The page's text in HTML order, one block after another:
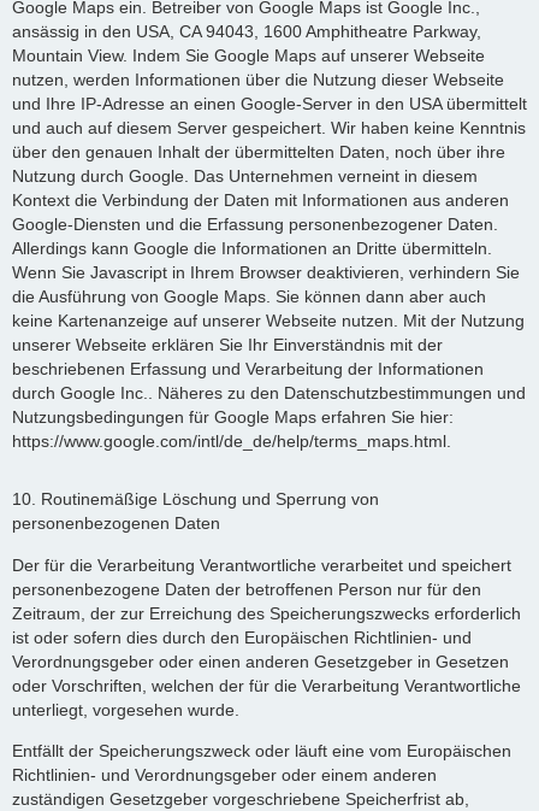
Google Maps ein. Betreiber von Google Maps ist Google Inc.,
ansässig in den USA, CA 94043, 1600 Amphitheatre Parkway,
Mountain View. Indem Sie Google Maps auf unserer Webseite
nutzen, werden Informationen über die Nutzung dieser Webseite
und Ihre IP-Adresse an einen Google-Server in den USA übermittelt
und auch auf diesem Server gespeichert. Wir haben keine Kenntnis
über den genauen Inhalt der übermittelten Daten, noch über ihre
Nutzung durch Google. Das Unternehmen verneint in diesem
Kontext die Verbindung der Daten mit Informationen aus anderen
Google-Diensten und die Erfassung personenbezogener Daten.
Allerdings kann Google die Informationen an Dritte übermitteln.
Wenn Sie Javascript in Ihrem Browser deaktivieren, verhindern Sie
die Ausführung von Google Maps. Sie können dann aber auch
keine Kartenanzeige auf unserer Webseite nutzen. Mit der Nutzung
unserer Webseite erklären Sie Ihr Einverständnis mit der
beschriebenen Erfassung und Verarbeitung der Informationen
durch Google Inc.. Näheres zu den Datenschutzbestimmungen und
Nutzungsbedingungen für Google Maps erfahren Sie hier:
https://www.google.com/intl/de_de/help/terms_maps.html.
10. Routinemäßige Löschung und Sperrung von
personenbezogenen Daten
Der für die Verarbeitung Verantwortliche verarbeitet und speichert
personenbezogene Daten der betroffenen Person nur für den
Zeitraum, der zur Erreichung des Speicherungszwecks erforderlich
ist oder sofern dies durch den Europäischen Richtlinien- und
Verordnungsgeber oder einen anderen Gesetzgeber in Gesetzen
oder Vorschriften, welchen der für die Verarbeitung Verantwortliche
unterliegt, vorgesehen wurde.
Entfällt der Speicherungszweck oder läuft eine vom Europäischen
Richtlinien- und Verordnungsgeber oder einem anderen
zuständigen Gesetzgeber vorgeschriebene Speicherfrist ab,